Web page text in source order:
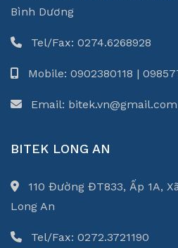
Bình Dương
Tel/Fax: 0274.6268928
Mobile: 0902380118 |
Email: bitek.vn@gmail.com
BITEK LONG AN
110 Đường ĐT833, Ấp 1A,
Long An
Tel/Fax: 0272.3721190